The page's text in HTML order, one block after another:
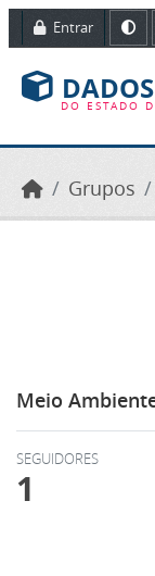
Ir para o conteúdo
Entrar
DO ESTADO
Grupos
Meio
SEGUIDORES
1